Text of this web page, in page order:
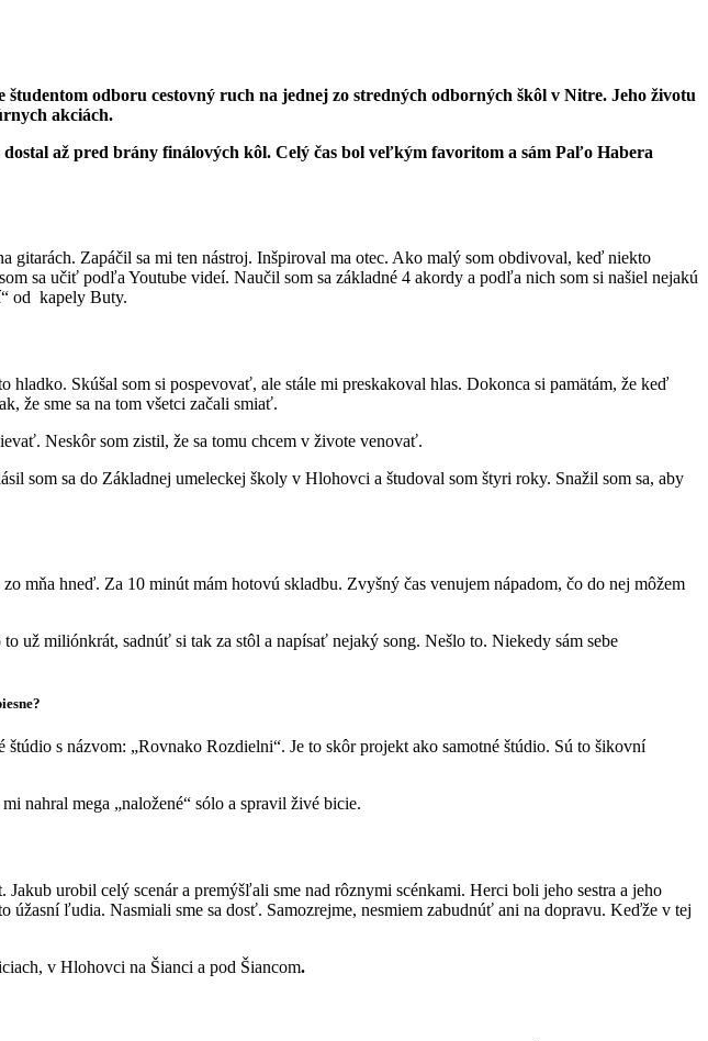
odboru cestovný ruch na jednej zo stredných odborných škôl v Nitre. Jeho životu
akciách.
až pred brány finálových kôl. Celý čas bol veľkým favoritom a sám Paľo Habera
gitarách. Zapáčil sa mi ten nástroj. Inšpiroval ma otec. Ako malý som obdivoval, keď niekto
sa učiť podľa Youtube videí. Naučil som sa základné 4 akordy a podľa nich som si našiel nejakú
od kapely Buty.
Skúšal som si pospevovať, ale stále mi preskakoval hlas. Dokonca si pamätám, že keď
že sme sa na tom všetci začali smiať.
Neskôr som zistil, že sa tomu chcem v živote venovať.
som sa do Základnej umeleckej školy v Hlohovci a študoval som štyri roky. Snažil som sa, aby
mňa hneď. Za 10 minút mám hotovú skladbu. Zvyšný čas venujem nápadom, čo do nej môžem
už miliónkrát, sadnúť si tak za stôl a napísať nejaký song. Nešlo to. Niekedy sám sebe
s názvom: „Rovnako Rozdielni“. Je to skôr projekt ako samotné štúdio. Sú to šikovní
nahral mega „naložené“ sólo a spravil živé bicie.
urobil celý scenár a premýšľali sme nad rôznymi scénkami. Herci boli jeho sestra a jeho
ľudia. Nasmiali sme sa dosť. Samozrejme, nesmiem zabudnúť ani na dopravu. Keďže v tej
v Hlohovci na Šianci a pod Šiancom.